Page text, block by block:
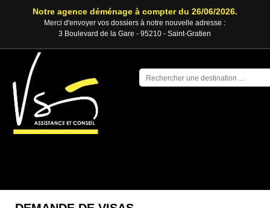
Notre agence déménage à compter du 26/06/2026.
Merci d'envoyer vos dossiers à notre nouvelle adresse :
3 Boulevard de la Gare - 95210 - Saint-Gratien